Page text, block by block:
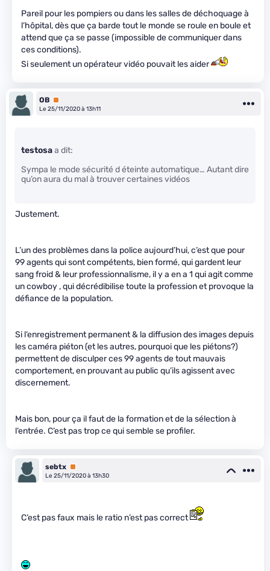
Pareil pour les pompiers ou dans les salles de déchoquage à
l’hôpital, dès que ça barde tout le monde se roule en boule et
attend que ça se passe (impossible de communiquer dans
ces conditions).
Si seulement un opérateur vidéo pouvait les aider
OB Premium
Le 25/11/2020 à 13h11
testosaa dit:
Sympa le mode sécurité d éteinte automatique… Autant dire
qu’on aura du mal à trouver certaines vidéos
Justement.
L’un des problèmes dans la police aujourd’hui, c’est que pour
99 agents qui sont compétents, bien formé, qui gardent leur
sang froid & leur professionnalisme, il y a en a 1 qui agit comme
un cowboy , qui décrédibilise toute la profession et provoque la
défiance de la population.
Si l’enregistrement permanent & la diffusion des images depuis
les caméra piéton (et les autres, pourquoi que les piétons?)
permettent de disculper ces 99 agents de tout mauvais
comportement, en prouvant au public qu’ils agissent avec
discernement.
Mais bon, pour ça il faut de la formation et de la sélection à
l’entrée. C’est pas trop ce qui semble se profiler.
sebtx Premium
Le 25/11/2020 à 13h30
C’est pas faux mais le ratio n’est pas correct